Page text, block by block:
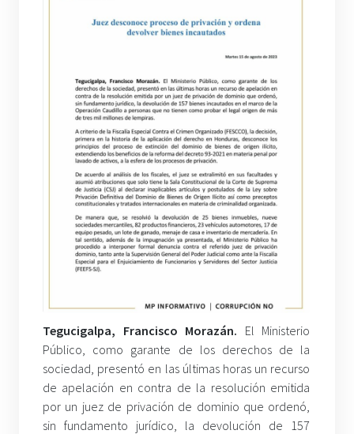
Tegucigalpa, Francisco Morazán. El Ministerio
Público, como garante de los derechos de la
sociedad, presentó en las últimas horas un recurso
de apelación en contra de la resolución emitida
por un juez de privación de dominio que ordenó,
sin fundamento jurídico, la devolución de 157